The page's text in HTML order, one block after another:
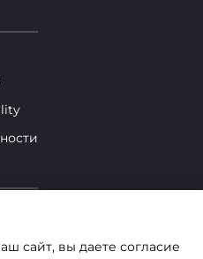
сайт, вы даете согласие